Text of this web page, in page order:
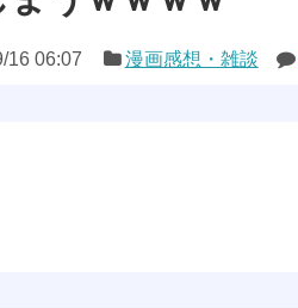
16 06:07 漫画感想・雑談